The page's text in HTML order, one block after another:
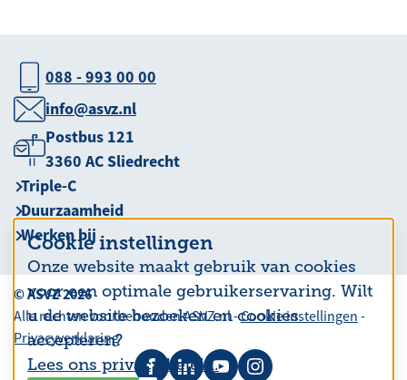
Cookie instellingen
Onze website maakt gebruik van cookies
voor een optimale gebruikerservaring. Wilt
u de website bezoeken en cookies
accepteren?
Lees ons privacy beleid.
088 - 993 00 00
info@asvz.nl
Postbus 121
3360 AC Sliedrecht
Triple-C
Duurzaamheid
Werken bij
© ASVZ 2026
Alle rechten voorbehouden ASVZ.nl -Cookie instellingen -
Privacyverklaring